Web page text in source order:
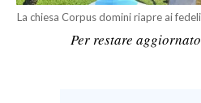
SPORT IN SARDEGNA
La chiesa Corpus domini riapre ai
Per restare